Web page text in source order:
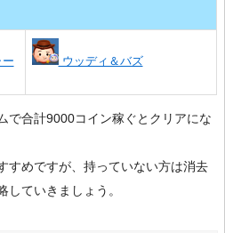
ウッディ＆バズ
で合計9000コイン稼ぐとクリアにな
すめですが、持っていない方は消去
していきましょう。